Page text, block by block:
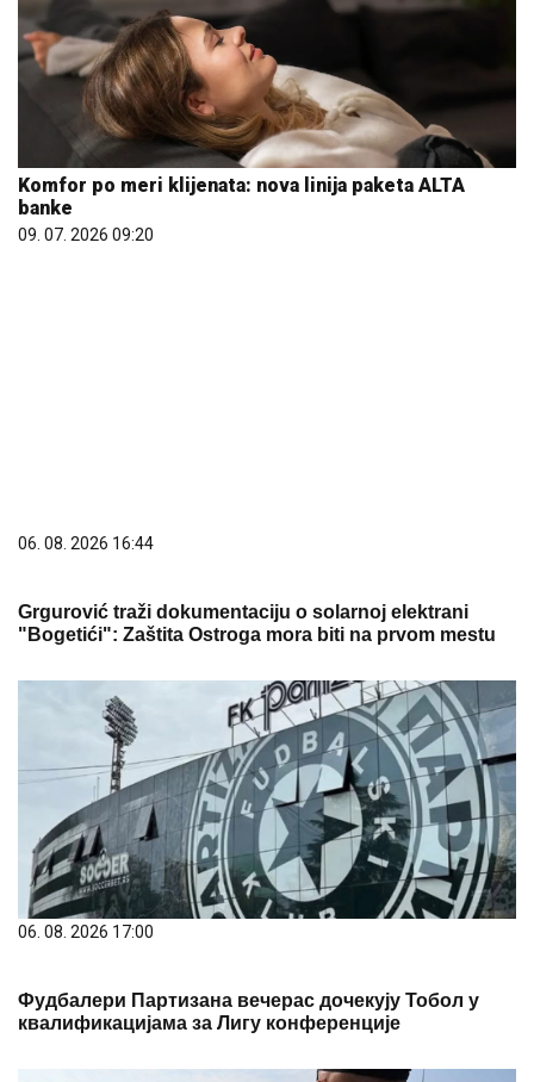
Komfor po meri klijenata: nova linija paketa ALTA
banke
09. 07. 2026 09:20
06. 08. 2026 16:44
Grgurović traži dokumentaciju o solarnoj elektrani
"Bogetići": Zaštita Ostroga mora biti na prvom mestu
06. 08. 2026 17:00
Фудбалери Партизана вечерас дочекују Тобол у
квалификацијама за Лигу конференције